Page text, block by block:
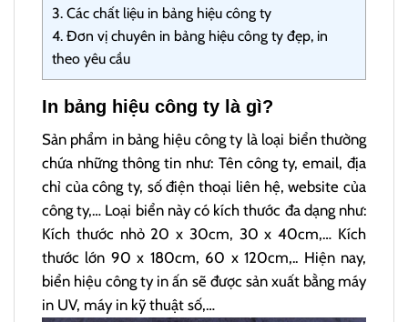
3. Các chất liệu in bảng hiệu công ty
4. Đơn vị chuyên in bảng hiệu công ty đẹp, in
theo yêu cầu
In bảng hiệu công ty là gì?
Sản phẩm in bảng hiệu công ty là loại biển thường
chứa những thông tin như: Tên công ty, email, địa
chỉ của công ty, số điện thoại liên hệ, website của
công ty,… Loại biển này có kích thước đa dạng như:
Kích thước nhỏ 20 x 30cm, 30 x 40cm,… Kích
thước lớn 90 x 180cm, 60 x 120cm,.. Hiện nay,
biển hiệu công ty in ấn sẽ được sản xuất bằng máy
in UV, máy in kỹ thuật số,…